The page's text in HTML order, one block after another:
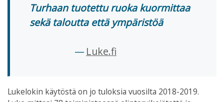
Turhaan tuotettu ruoka kuormittaa
sekä taloutta että ympäristöä
Luke.fi
Lukelokin käytöstä on jo tuloksia vuosilta 2018-2019.